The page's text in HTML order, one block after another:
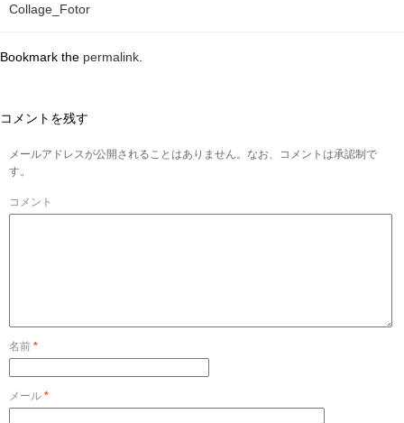
Collage_Fotor
Bookmark the permalink
コメントを残す
メールアドレスが公開されることはありません。なお、コメントは承認制で
す。
コメント
名前 *
メール *